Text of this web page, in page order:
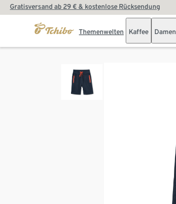
Gratisversand ab 29 € & kostenlose Rücksendung
Themenwelten Kaffee Damen